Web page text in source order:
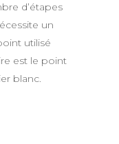
d’étapes
un
utilisé
est le point
blanc.